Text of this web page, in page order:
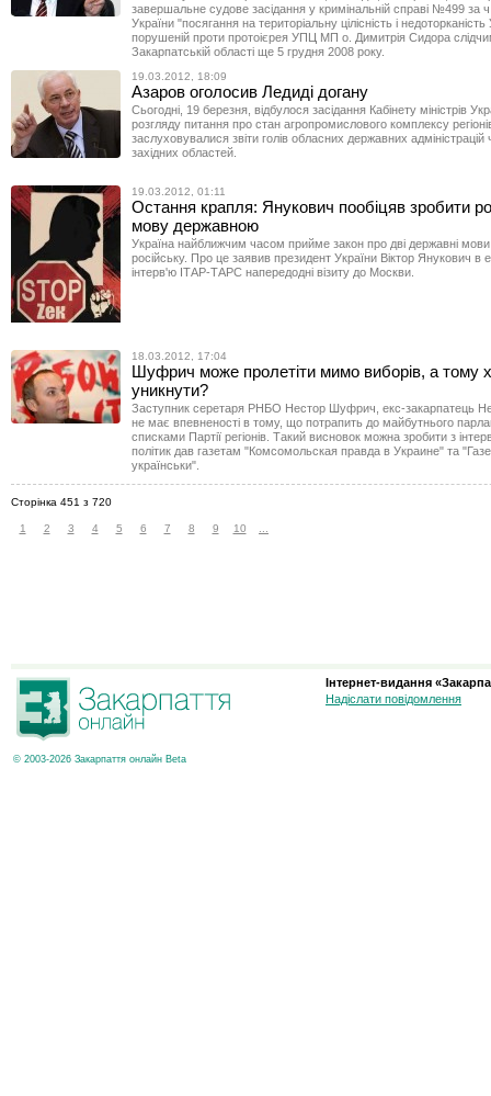
завершальне судове засідання у кримінальній справі №499 за
України "посягання на територіальну цілісність і недоторканість
порушеній проти протоієрея УПЦ МП о. Димитрія Сидора
Закарпатській області ще 5 грудня 2008 року.
19.03.2012, 18:09
Азаров оголосив Ледиді догану
Сьогодні, 19 березня, відбулося засідання Кабінету міністрів
розгляду питання про стан агропромислового комплексу
заслуховувалися звіти голів обласних державних адміністрацій
західних областей.
19.03.2012, 01:11
Остання крапля: Янукович пообіцяв зробити
мову державною
Україна найближчим часом прийме закон про дві державні мови
російську. Про це заявив президент України Віктор Янукович в
інтерв'ю ІТАР-ТАРС напередодні візиту до Москви.
18.03.2012, 17:04
Шуфрич може пролетіти мимо виборів, а тому
уникнути?
Заступник серетаря РНБО Нестор Шуфрич, екс-закарпатець
не має впевненості в тому, що потрапить до майбутнього
списками Партії регіонів. Такий висновок можна зробити з
політик дав газетам "Комсомольская правда в Украине" та
українськи".
Сторінка 451 з 720
1 2 3 4 5 6 7 8 9 10
© 2003-2026 Закарпаття онлайн Beta
Інтернет-видання
Надіслати повідомлення